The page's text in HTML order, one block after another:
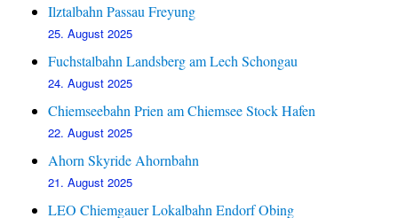
Ilztalbahn Passau Freyung
25. August 2025
Fuchstalbahn Landsberg am Lech Schongau
24. August 2025
Chiemseebahn Prien am Chiemsee Stock Hafen
22. August 2025
Ahorn Skyride Ahornbahn
21. August 2025
LEO Chiemgauer Lokalbahn Endorf Obing